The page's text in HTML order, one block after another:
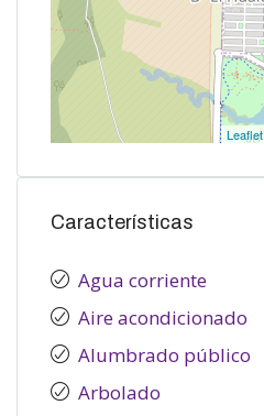
Leaflet
Características
Agua corriente
Aire acondicionado
Alumbrado público
Arbolado